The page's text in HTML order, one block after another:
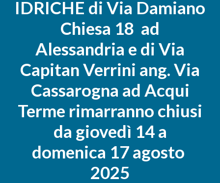
IDRICHE di Via Damiano
Chiesa 18 ad
Alessandria e di Via
Capitan Verrini ang. Via
Cassarogna ad Acqui
Terme rimarranno chiusi
da giovedì 14 a
domenica 17 agosto
2025